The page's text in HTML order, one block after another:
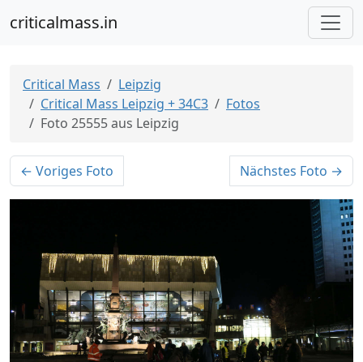
criticalmass.in
Critical Mass
Leipzig
Critical Mass Leipzig + 34C3
Fotos
Foto 25555 aus Leipzig
← Voriges Foto Nächstes Foto →